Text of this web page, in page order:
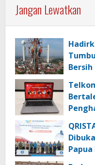
Jangan Lewatkan
Bersih